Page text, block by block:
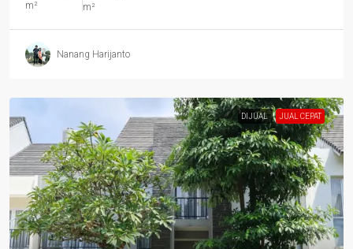
m² m²
Nanang Harijanto
DIJUAL JUAL CEPAT